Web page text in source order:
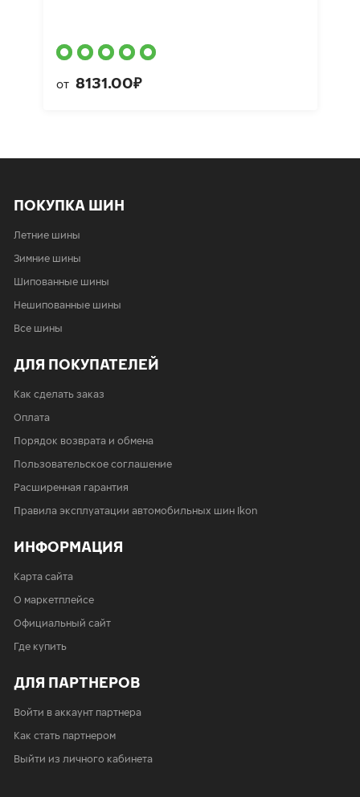
от 8131.00₽
ПОКУПКА ШИН
Летние шины
Зимние шины
Шипованные шины
Нешипованные шины
Все шины
ДЛЯ ПОКУПАТЕЛЕЙ
Как сделать заказ
Оплата
Порядок возврата и обмена
Пользовательское соглашение
Расширенная гарантия
Правила эксплуатации автомобильных шин Ikon
ИНФОРМАЦИЯ
Карта сайта
О маркетплейсе
Официальный сайт
Где купить
ДЛЯ ПАРТНЕРОВ
Войти в аккаунт партнера
Как стать партнером
Выйти из личного кабинета